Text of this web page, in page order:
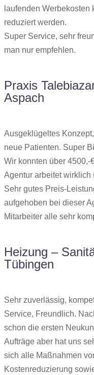
laufenden Werbekosten
reduziert werden.
Super Service, sehr
man nur empfehlen.
Praxis
Aspach
Ausgeklügeltes
neue Patienten. Super
Wir konnten über
Agentur arbeitet wirklich
Sehr gutes Preis-
aufgehoben bei dieser
Mitarbeiter alle sehr
Heizung –
Tübingen
Sehr zuverlässig,
Service, Freundlich.
schon die ersten
Aufträge aber hat uns
sich alle Maßnahmen
Kostenreduzierung